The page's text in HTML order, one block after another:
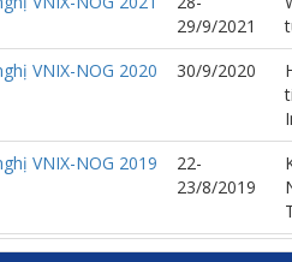
29/9/2021
VNIX-NOG 2020
30/9/2020
VNIX-NOG 2019
22-
23/8/2019
VNIX-NOG 2018
24/8/2018